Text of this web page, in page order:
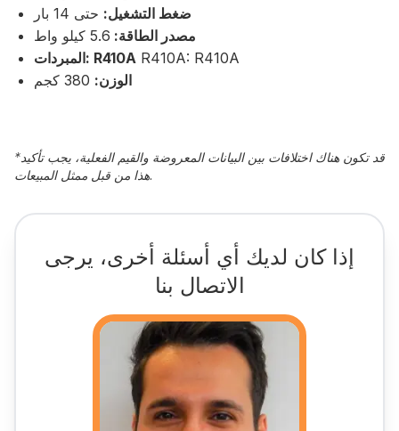
ضغط التشغيل: حتى 14 بار
مصدر الطاقة:
المبردات: R410A R410A: R410A
الوزن:
*قد تكون هناك اختلافات بين البيانات المعروضة والقيم الفعلية، يجب تأكيد
هذا من قبل ممثل المبيعات.
إذا كان لديك أي أسئلة أخرى، يرجى
الاتصال بنا